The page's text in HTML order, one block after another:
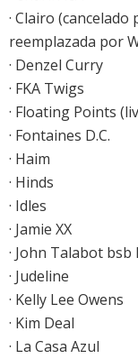
· Clairo
reemplazada por
· Denzel Curry
· FKA Twigs
· Floating Points
· Fontaines D.C.
· Haim
· Hinds
· Idles
· Jamie XX
· John Talabot
· Judeline
· Kelly Lee Owens
· Kim Deal
· La Casa Azul